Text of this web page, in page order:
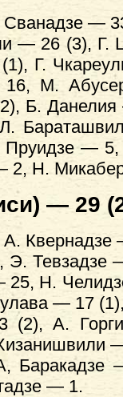
—
— 26 (3),
Г.
М.
Б.
Пруидзе —
Н.
— 29
Э.
25, Н.
— 17
(2), А.
— 1.